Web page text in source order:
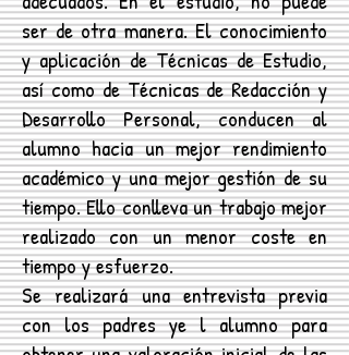
ser de otra manera. El conocimiento
y aplicación de Técnicas de Estudio,
así como de Técnicas de Redacción y
Desarrollo Personal, conducen al
alumno hacia un mejor rendimiento
académico y una mejor gestión de su
tiempo. Ello conlleva un trabajo mejor
realizado con un menor coste en
tiempo y esfuerzo.
Se realizará una entrevista previa
con los padres ye l alumno para